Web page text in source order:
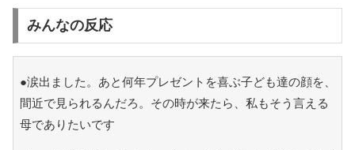
みんなの反応
●涙出ました。あと何年プレゼントを喜ぶ子ども達の顔を、
間近で見られるんだろ。その時が来たら、私もそう言える
母でありたいです